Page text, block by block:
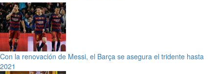
Con la renovación de Messi, el Barça se asegura el tridente hasta
2021